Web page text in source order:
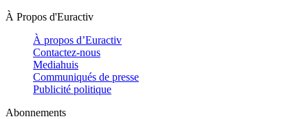
À Propos d'Euractiv
À propos d’Euractiv
Contactez-nous
Mediahuis
Communiqués de presse
Publicité politique
Abonnements